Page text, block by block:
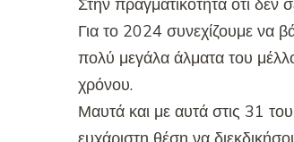
Για το 2024 συνεχίζουμε να
πολύ μεγάλα άλματα του
χρόνου.
Μαυτά και με αυτά στις 31